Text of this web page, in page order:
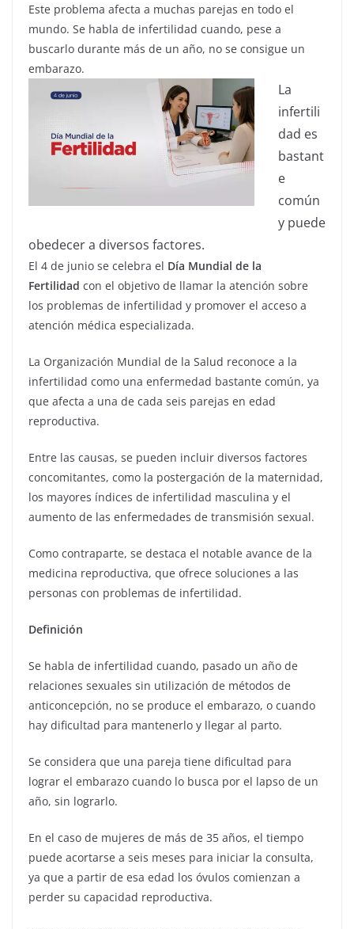
Este problema afecta a muchas parejas en todo el
mundo. Se habla de infertilidad cuando, pese a
buscarlo durante más de un año, no se consigue un
embarazo.
La
infertili
dad es
bastant
e
común
y puede
obedecer a diversos factores.
El 4 de junio se celebra el Día Mundial de la
Fertilidad con el objetivo de llamar la atención sobre
los problemas de infertilidad y promover el acceso a
atención médica especializada.
La Organización Mundial de la Salud reconoce a la
infertilidad como una enfermedad bastante común, ya
que afecta a una de cada seis parejas en edad
reproductiva.
Entre las causas, se pueden incluir diversos factores
concomitantes, como la postergación de la maternidad,
los mayores índices de infertilidad masculina y el
aumento de las enfermedades de transmisión sexual.
Como contraparte, se destaca el notable avance de la
medicina reproductiva, que ofrece soluciones a las
personas con problemas de infertilidad.
Definición
Se habla de infertilidad cuando, pasado un año de
relaciones sexuales sin utilización de métodos de
anticoncepción, no se produce el embarazo, o cuando
hay dificultad para mantenerlo y llegar al parto.
Se considera que una pareja tiene dificultad para
lograr el embarazo cuando lo busca por el lapso de un
año, sin lograrlo.
En el caso de mujeres de más de 35 años, el tiempo
puede acortarse a seis meses para iniciar la consulta,
ya que a partir de esa edad los óvulos comienzan a
perder su capacidad reproductiva.